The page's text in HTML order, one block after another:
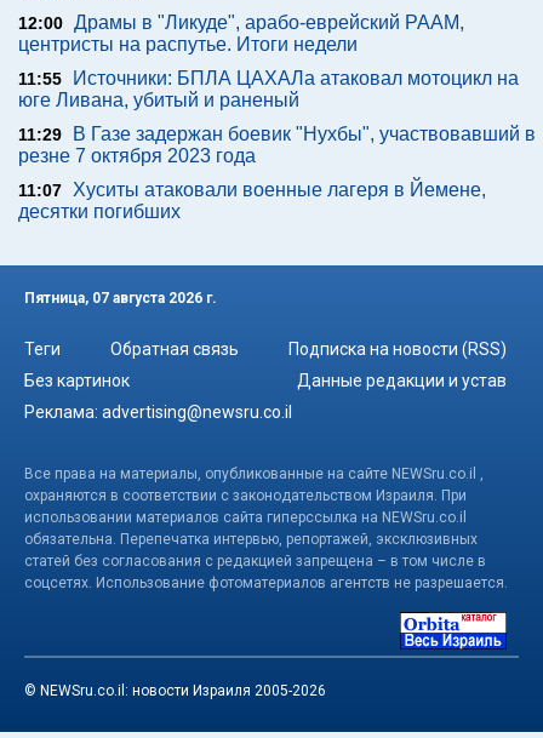
12:00 Драмы в "Ликуде", арабо-еврейский РААМ,
центристы на распутье. Итоги недели
11:55
Источники: БПЛА ЦАХАЛа атаковал мотоцикл на
юге Ливана, убитый и раненый
11:29
В Газе задержан боевик "Нухбы", участвовавший в
резне 7 октября 2023 года
11:07
Хуситы атаковали военные лагеря в Йемене,
десятки погибших
Пятница, 07 августа 2026 г.
Теги Обратная связь
Подписка на новости (RSS)
Без картинок
Данные редакции и устав
Реклама: advertising@newsru.co.il
Все права на материалы, опубликованные на сайте NEWSru.co.il ,
охраняются в соответствии с законодательством Израиля. При
использовании материалов сайта гиперссылка на NEWSru.co.il
обязательна. Перепечатка интервью, репортажей, эксклюзивных
статей без согласования с редакцией запрещена – в том числе в
соцсетях. Использование фотоматериалов агентств не разрешается.
© NEWSru.co.il: новости Израиля 2005-2026